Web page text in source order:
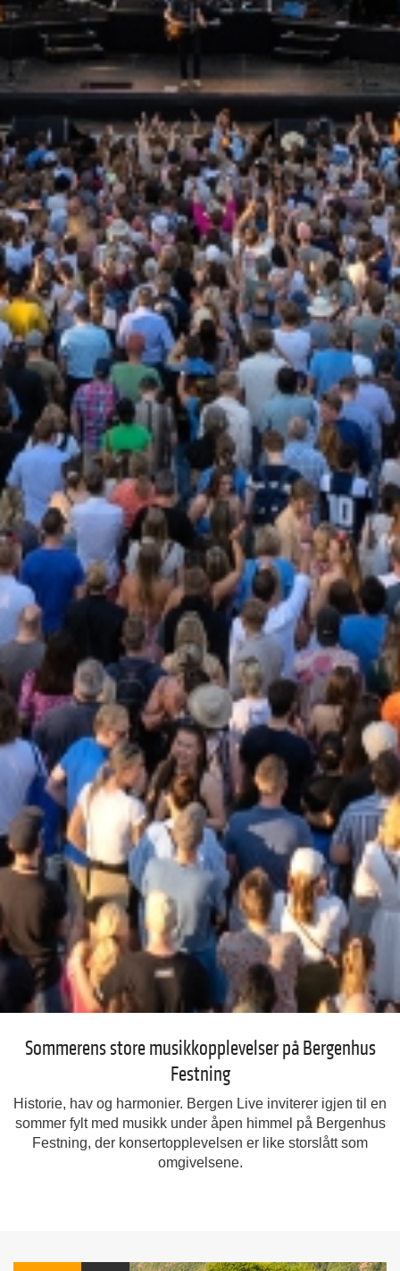
Sommerens store musikkopplevelser på Bergenhus
Festning
Historie, hav og harmonier. Bergen Live inviterer igjen til en
sommer fylt med musikk under åpen himmel på Bergenhus
Festning, der konsertopplevelsen er like storslått som
omgivelsene.